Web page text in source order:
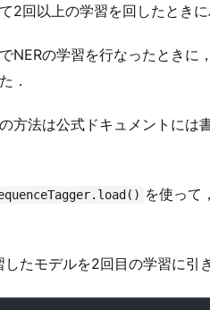
2回以上の学習を回したとき
NERの学習を行なったときに
．
方法は公式ドキュメントには
を使って
たモデルを2回目の学習に引